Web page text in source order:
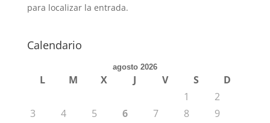
para localizar la entrada.
Calendario
agosto 2026
L M X J V S
D
1
2
3
4 5 6 7 8
9